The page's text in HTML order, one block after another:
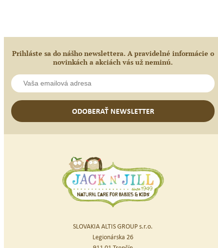
Prihláste sa do nášho newslettera. A pravidelné informácie o
novinkách a akciách vás už neminú.
ODOBERAŤ NEWSLETTER
SLOVAKIA ALTIS GROUP s.r.o.
Legionárska 26